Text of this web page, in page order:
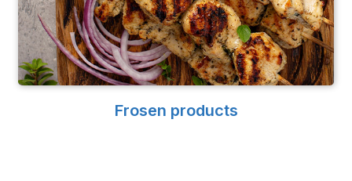
Frosen products